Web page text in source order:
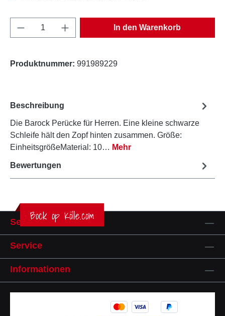
Produkt Anzahl: Gib den gewünschten
In den Warenkorb
Produktnummer: 991989229
Beschreibung
Die Barock Perücke für Herren. Eine kleine schwarze
Schleife hält den Zopf hinten zusammen. Größe:
EinheitsgrößeMaterial: 10… Mehr
Bewertungen
Bock op Kölle.com
Service-Hotline
Service
Informationen